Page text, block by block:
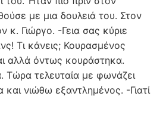
με μια δουλειά του. Στον
κ. Γιώργο. -Γεια σας κύριε
Τι κάνεις; Κουρασμένος
αλλά όντως κουράστηκα.
τελευταία με φωνάζει
και νιώθω εξαντλημένος. -Γιατί